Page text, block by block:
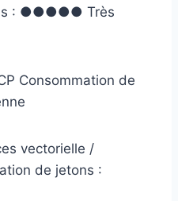
: ●●●●● Très
Consommation de
vectorielle /
de jetons :